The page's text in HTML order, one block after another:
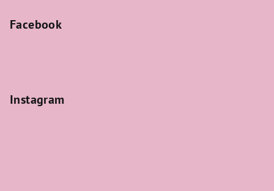
Facebook
Instagram